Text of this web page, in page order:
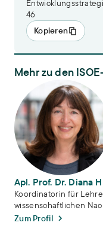
46
Kopieren
Mehr zu den
Apl. Prof. Dr. Diana
Apl. Prof. Dr. Diana
Koordinatorin für
wissenschaftlichen
Zum Profil